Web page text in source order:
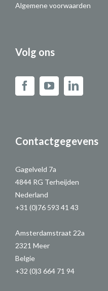
Algemene voorwaarden
Volg ons
Contactgegevens
Gagelveld 7a
4844 RG Terheijden
Nederland
+31 (0)76 593 41 43
Amsterdamstraat 22a
2321 Meer
Belgie
+32 (0)3 664 71 94